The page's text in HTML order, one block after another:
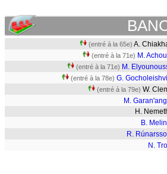
(entré à la 65e) A.
(entré à la 71e) M.
(entré à la 71e) M.
(entré à la 78e) G.
(entré à la 79e) W.
M.
H.
B.
R.
N.